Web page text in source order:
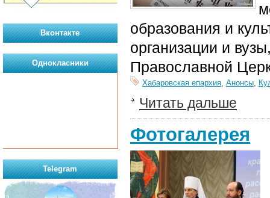
образования и
организации и
Православной
Хабаровская епархия, Анонсы,
Читать дальше
Фотогалерея
Вконтакте
Однокласники
Telegram